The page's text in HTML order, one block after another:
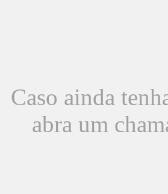
Caso ainda
abra um